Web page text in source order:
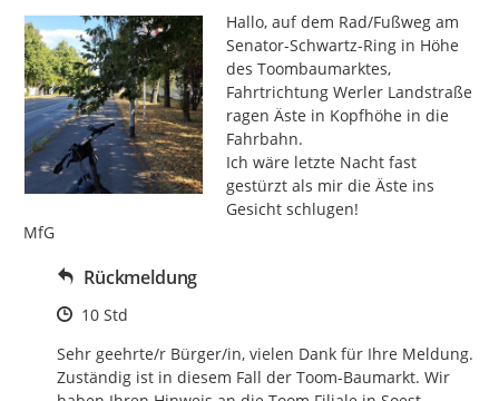
Hallo, auf dem Rad/Fußweg am
Senator-Schwartz-Ring in Höhe
des Toombaumarktes,
Fahrtrichtung Werler Landstraße
ragen Äste in Kopfhöhe in die
Fahrbahn.
Ich wäre letzte Nacht fast
gestürzt als mir die Äste ins
Gesicht schlugen!
MfG
Rückmeldung
Zeitpunkt des Erstellens
10 Std
Sehr geehrte/r Bürger/in, vielen Dank für Ihre Meldung.
Zuständig ist in diesem Fall der Toom-Baumarkt. Wir